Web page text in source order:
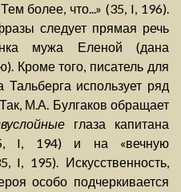
более, что...» (35, I, 196).
следует прямая речь
мужа Еленой (дана
Кроме того, писатель для
Тальберга использует ряд
М.А. Булгаков обращает
глаза капитана
I, 194) и на «вечную
I, 195). Искусственность,
особо подчеркивается